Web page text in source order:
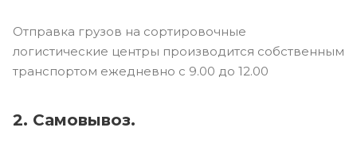
Отправка грузов на сортировочные
логистические центры производится собственным
транспортом ежедневно с 9.00 до 12.00
2. Самовывоз.